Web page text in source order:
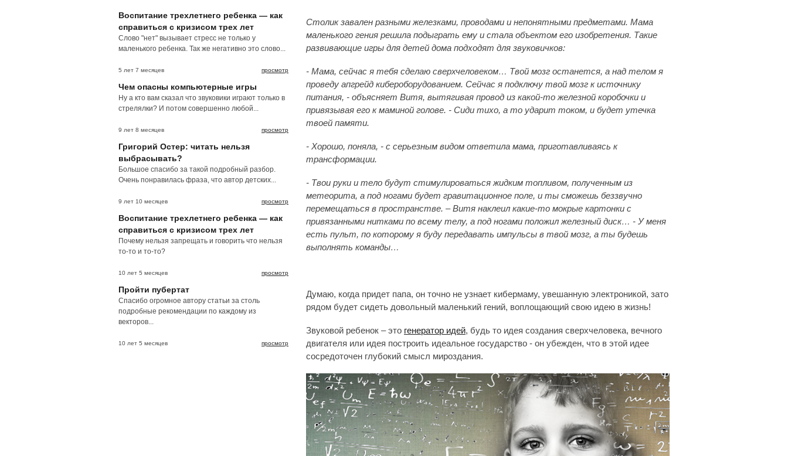
Воспитание трехлетнего ребенка — как
справиться с кризисом трех лет
Слово "нет" вызывает стресс не только у
маленького ребенка. Так же негативно это слово...
просмотр
5 лет 7 месяцев
Чем опасны компьютерные игры
Ну а кто вам сказал что звуковики играют только в
стрелялки? И потом совершенно любой...
просмотр
9 лет 8 месяцев
Григорий Остер: читать нельзя
выбрасывать?
Большое спасибо за такой подробный разбор.
Очень понравилась фраза, что автор детских...
просмотр
9 лет 10 месяцев
Воспитание трехлетнего ребенка — как
справиться с кризисом трех лет
Почему нельзя запрещать и говорить что нельзя
то-то и то-то?
просмотр
10 лет 5 месяцев
Пройти пубертат
Спасибо огромное автору статьи за столь
подробные рекомендации по каждому из
векторов...
просмотр
10 лет 5 месяцев
Столик завален разными железками, проводами и непонятными предметами. Мама
маленького гения решила подыграть ему и стала объектом его изобретения. Такие
развивающие игры для детей дома подходят для звуковичков:
- Мама, сейчас я тебя сделаю сверхчеловеком… Твой мозг останется, а над телом я
проведу апгрейд кибероборудованием. Сейчас я подключу твой мозг к источнику
питания, - объясняет Витя, вытягивая провод из какой-то железной коробочки и
привязывая его к маминой голове. - Сиди тихо, а то ударит током, и будет утечка
твоей памяти.
- Хорошо, поняла, - с серьезным видом ответила мама, приготавливаясь к
трансформации.
- Твои руки и тело будут стимулироваться жидким топливом, полученным из
метеорита, а под ногами будет гравитационное поле, и ты сможешь беззвучно
перемещаться в пространстве. – Витя наклеил какие-то мокрые картонки с
привязанными нитками по всему телу, а под ногами положил железный диск… - У меня
есть пульт, по которому я буду передавать импульсы в твой мозг, а ты будешь
выполнять команды…
Думаю, когда придет папа, он точно не узнает кибермаму, увешанную электроникой, зато
рядом будет сидеть довольный маленький гений, воплощающий свою идею в жизнь!
Звуковой ребенок – это генератор идей, будь то идея создания сверхчеловека, вечного
двигателя или идея построить идеальное государство - он убежден, что в этой идее
сосредоточен глубокий смысл мироздания.